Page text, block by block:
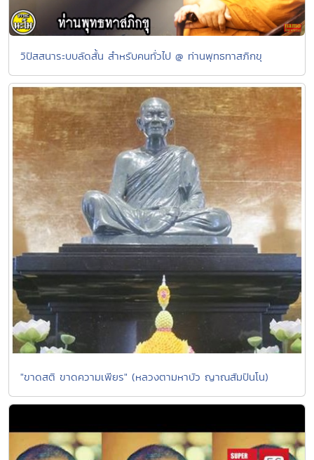
วิปัสสนาระบบลัดสั้น สำหรับคนทั่วไป @ ท่านพุทธทาสภิกขุ
"ขาดสติ ขาดความเพียร" (หลวงตามหาบัว ญาณสัมปันโน)